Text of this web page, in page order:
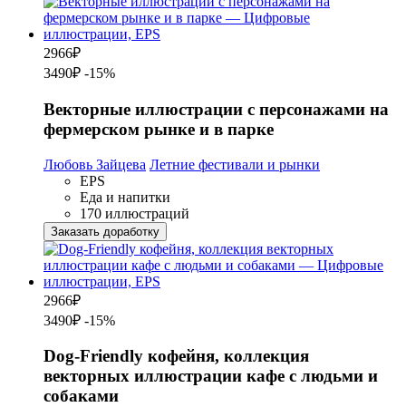
2966₽
3490₽ -15%
Векторные иллюстрации с персонажами на
фермерском рынке и в парке
Любовь Зайцева Летние фестивали и рынки
EPS
Еда и напитки
170 иллюстраций
Заказать доработку
2966₽
3490₽ -15%
Dog-Friendly кофейня, коллекция
векторных иллюстрации кафе с людьми и
собаками